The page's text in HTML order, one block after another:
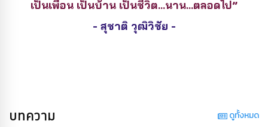
เป็นเพื่อน เป็นบ้าน เป็นชีวิต...นาน...ตลอดไป”
- สุชาติ วุฒิวิชัย -
บทความ ดูทั้งหมด